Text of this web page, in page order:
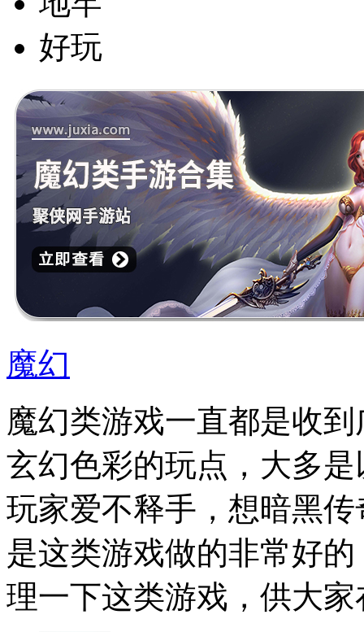
好玩
魔幻
魔幻类游戏一直都是收
玄幻色彩的玩点，大多
玩家爱不释手，想暗黑
是这类游戏做的非常好
理一下这类游戏，供大